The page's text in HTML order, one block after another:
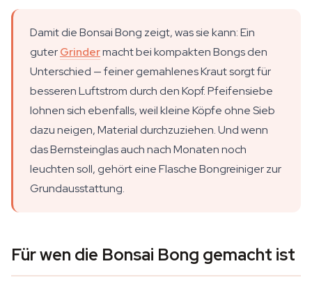
Damit die Bonsai Bong zeigt, was sie kann: Ein
guterGrindermacht bei kompakten Bongs den
Unterschied — feiner gemahlenes Kraut sorgt für
besseren Luftstrom durch den Kopf. Pfeifensiebe
lohnen sich ebenfalls, weil kleine Köpfe ohne Sieb
dazu neigen, Material durchzuziehen. Und wenn
das Bernsteinglas auch nach Monaten noch
leuchten soll, gehört eine Flasche Bongreiniger zur
Grundausstattung.
Für wen die Bonsai Bong gemacht ist